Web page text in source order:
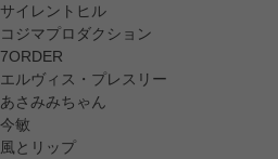
サイレントヒル
コジマプロダクション
7ORDER
エルヴィス・プレスリー
あさみみちゃん
今敏
風とリップ